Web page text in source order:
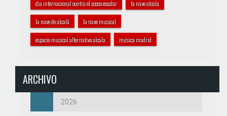
dia internacional contra el acoso escolar la nave alcala
la nave de alcalá la nave musical
espacio musical alternativo alcala música madrid
ARCHIVO
2026